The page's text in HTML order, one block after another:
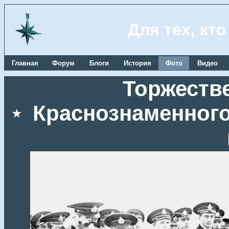
Для тех,
Главная Форум Блоги История Фото Видео
★